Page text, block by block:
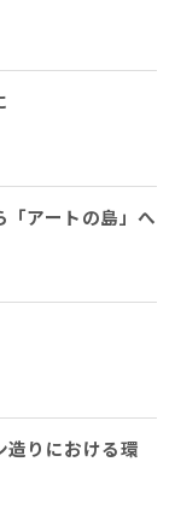
アートの島」へ
造りにおける環